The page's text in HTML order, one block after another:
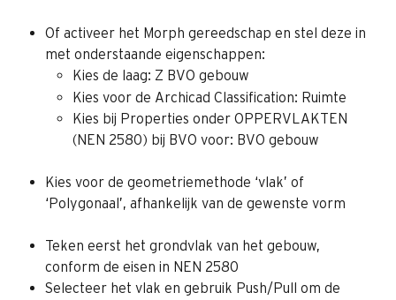
Of activeer het Morph gereedschap en stel deze in
met onderstaande eigenschappen:
Kies de laag: Z BVO gebouw
Kies voor de Archicad Classification: Ruimte
Kies bij Properties onder OPPERVLAKTEN
(NEN 2580) bij BVO voor: BVO gebouw
Kies voor de geometriemethode ‘vlak’ of
‘Polygonaal’, afhankelijk van de gewenste vorm
Teken eerst het grondvlak van het gebouw,
conform de eisen in NEN 2580
Selecteer het vlak en gebruik Push/Pull om de